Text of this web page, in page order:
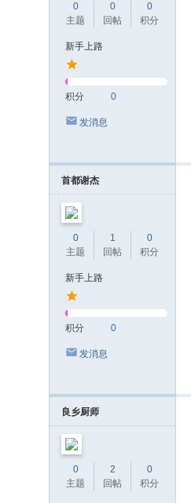
0
主题
0
回帖
0
积分
新手上路
积分 0
发消息
首都谢杰
0
主题
1
回帖
0
积分
新手上路
积分 0
发消息
良乡厨师
0
主题
2
回帖
0
积分